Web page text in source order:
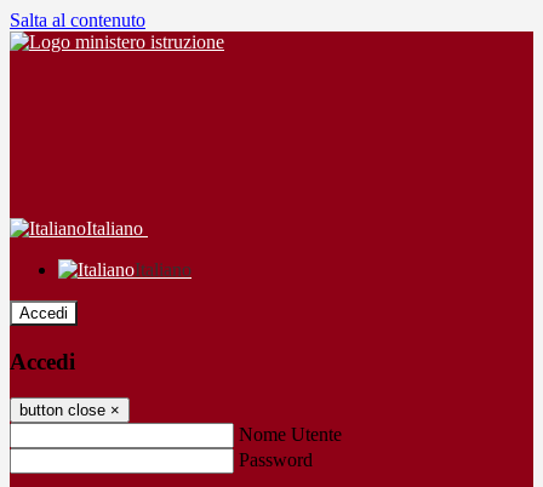
Salta al contenuto
Italiano
Italiano
Accedi
Accedi
button close ×
Nome Utente
Password